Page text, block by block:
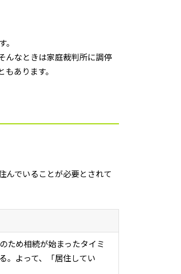
んなときは家庭裁判所に調停
あります。
んでいることが必要とされて
ため相続が始まったタイミ
。よって、「居住してい